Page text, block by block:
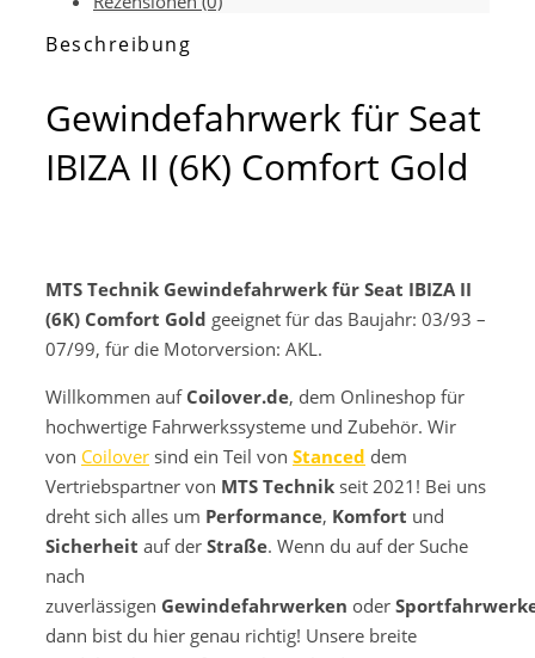
Comfort
Gold
Menge
Beschreibung
Gewindefahrwerk für Seat
IBIZA II (6K) Comfort Gold
MTS Technik Gewindefahrwerk für Seat IBIZA II
(6K) Comfort Gold geeignet für das Baujahr: 03/93 –
07/99, für die Motorversion: AKL.
Willkommen auf Coilover.de, dem Onlineshop für
hochwertige Fahrwerkssysteme und Zubehör. Wir
von Coilover sind ein Teil von Stanced dem
Vertriebspartner von MTS Technik seit 2021! Bei uns
dreht sich alles um Performance, Komfort und
Sicherheit auf der Straße. Wenn du auf der Suche
nach
zuverlässigen Gewindefahrwerken oder
dann bist du hier genau richtig! Unsere breite